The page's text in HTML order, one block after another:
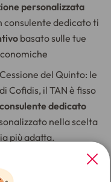
personalizzata
consulente dedicato ti
basato sulle tue
del Quinto: le
Cofidis, il TAN è fisso
consulente dedicato
nella scelta
più adatta.